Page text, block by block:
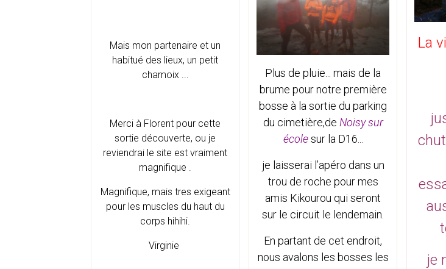
Mais mon partenaire et un
habitué des lieux, un petit
chamoix ...
Merci à Florent pour cette
sortie découverte, ou je
reviendrai le site est vraiment
magnifique .
Magnifique, mais tres exigeant
pour les muscles du haut du
corps hihihi.
Virginie
Plus de pluie... mais de la
brume pour notre première
bosse à la sortie du parking
du cimetière,de Noisy sur
écolesur la D16...
je laisserai l’apéro dans un
trou de roche pour mes
amis Kikourou qui seront
sur le circuit le lendemain.
En partant de cet endroit,
nous avalons les bosses les
La
je